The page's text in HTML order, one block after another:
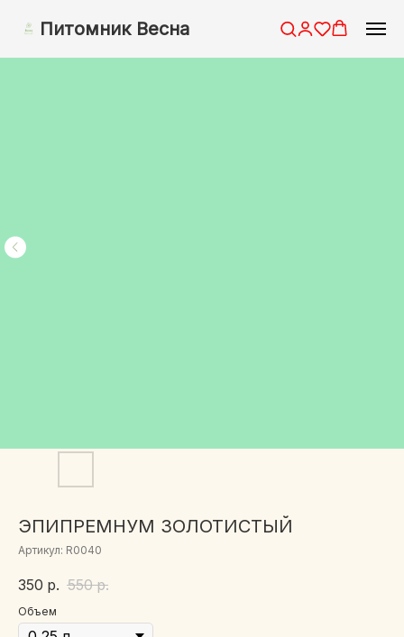
Питомник Весна
ЭПИПРЕМНУМ ЗОЛОТИСТЫЙ
Артикул: R0040
350 р. 550 р.
Объем